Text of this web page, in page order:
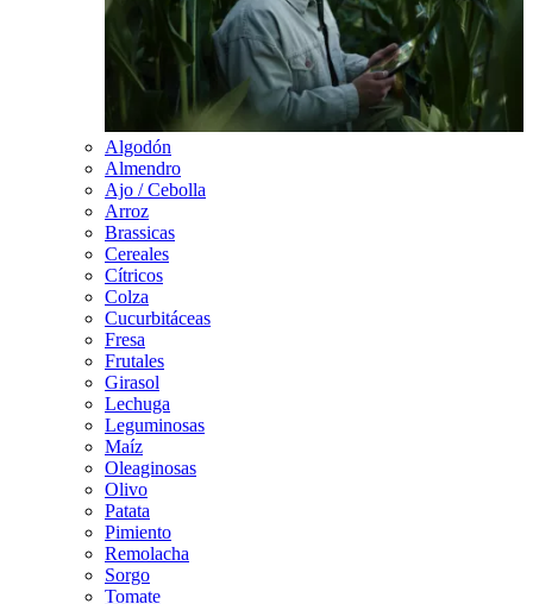
Algodón
Almendro
Ajo / Cebolla
Arroz
Brassicas
Cereales
Cítricos
Colza
Cucurbitáceas
Fresa
Frutales
Girasol
Lechuga
Leguminosas
Maíz
Oleaginosas
Olivo
Patata
Pimiento
Remolacha
Sorgo
Tomate